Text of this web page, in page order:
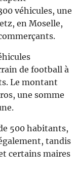
véhicules, une
en Moselle,
de football à
Le montant
une somme
500 habitants,
tandis
certains maires